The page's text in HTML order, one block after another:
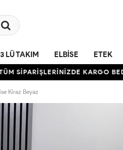
3 LÜ TAKIM ELBISE ETEK
SİPARİŞLERİNİZDE KARGO
Kiraz Beyaz